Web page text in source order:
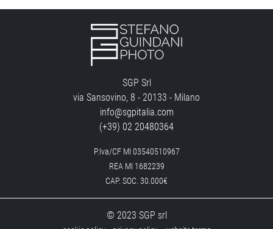
SGP Srl
via Sansovino, 8 - 20133 - Milano
info@sgpitalia.com
(+39) 02 20480364
P.Iva/CF MI 03540510967
REA MI 1682239
CAP. SOC. 30.000€
© 2023 SGP srl